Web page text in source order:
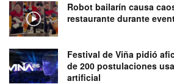
Robot bailarín causa
restaurante durante
Festival de Viña pidió
de 200 postulaciones
artificial